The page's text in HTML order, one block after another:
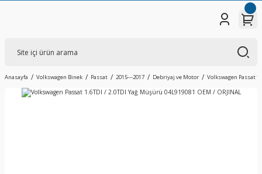
Anasayfa Volkswagen Binek Passat 2015---2017 Debriyaj ve Motor Volkswagen Passat